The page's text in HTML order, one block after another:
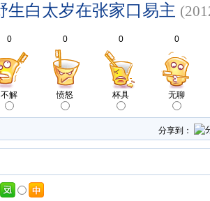
生白太岁在张家口易主
0
不解
0
愤怒
0
杯具
0
无聊
分享到：